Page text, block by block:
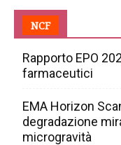
NCF
Rapporto EPO
farmaceutici
EMA Horizon
degradazione
microgravità